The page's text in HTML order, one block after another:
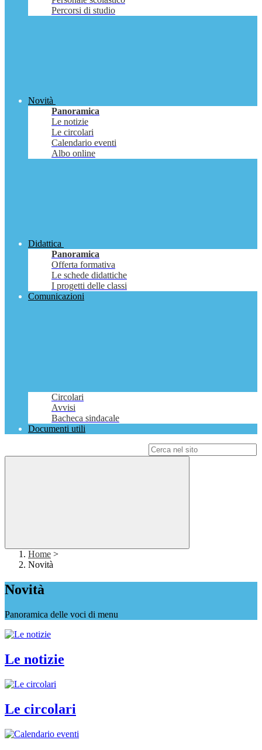
Percorsi di studio
Novità
Panoramica
Le notizie
Le circolari
Calendario eventi
Albo online
Didattica
Panoramica
Offerta formativa
Le schede didattiche
I progetti delle classi
Comunicazioni
Circolari
Avvisi
Bacheca sindacale
Documenti utili
Home >
Novità
Novità
Panoramica delle voci di menu
Le notizie
Le circolari